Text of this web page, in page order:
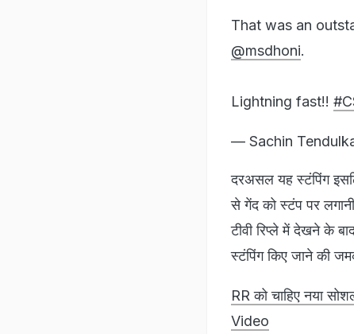
That was an
@msdhoni.
Lightning fast!!
— Sachin
दरअसल यह स्टंपिंग
से गेंद को स्टंप पर
टीवी रिप्ले में देखने के
स्टंपिंग किए जाने की
RR को चाहिए नया
Video